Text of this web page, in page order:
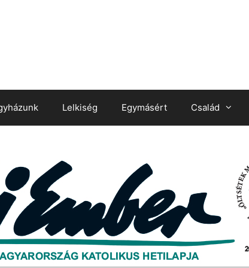
Lelkiség Egymásért Család